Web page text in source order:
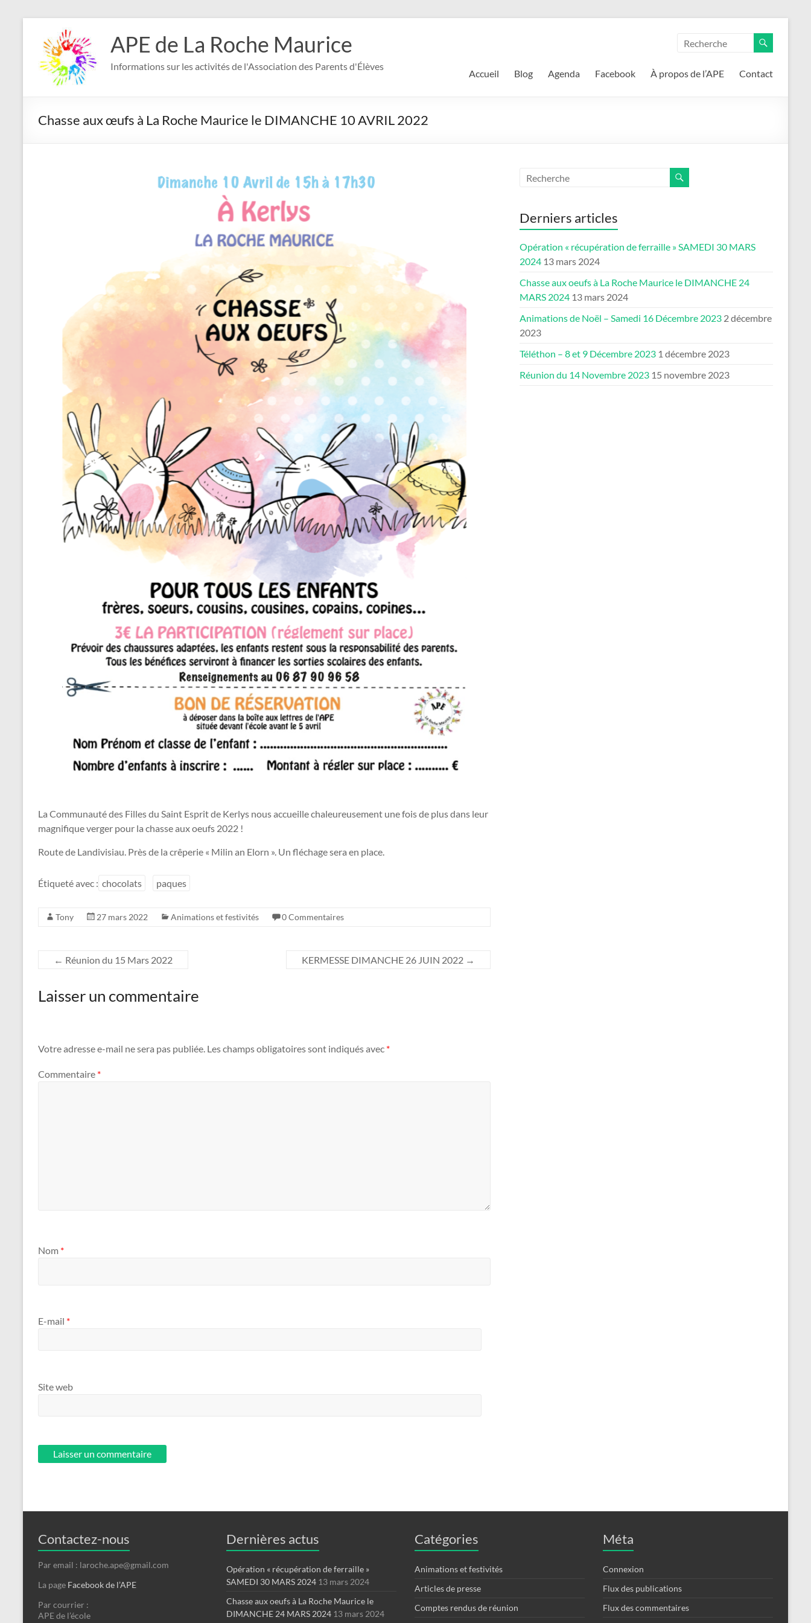
contenu
APE de La Roche Maurice
Informations sur les activités de l'Association des Parents d'Élèves
Accueil Blog Agenda Facebook À propos de l’APE Contact
Chasse aux œufs à La Roche Maurice le DIMANCHE 10 AVRIL 2022
La Communauté des Filles du Saint Esprit de Kerlys nous accueille chaleureusement une fois de plus dans leur
magnifique verger pour la chasse aux oeufs 2022 !
Route de Landivisiau. Près de la crêperie « Milin an Elorn ». Un fléchage sera en place.
Étiqueté avec : chocolats paques
Tony 27 mars 2022 Animations et festivités 0 Commentaires
← Réunion du 15 Mars 2022 KERMESSE DIMANCHE 26 JUIN 2022 →
Laisser un commentaire
Votre adresse e-mail ne sera pas publiée. Les champs obligatoires sont indiqués avec *
Commentaire *
Nom *
E-mail *
Site web
Derniers articles
Opération « récupération de ferraille » SAMEDI 30 MARS
2024 13 mars 2024
Chasse aux oeufs à La Roche Maurice le DIMANCHE 24
MARS 2024 13 mars 2024
Animations de Noël – Samedi 16 Décembre 2023 2 décembre
2023
Téléthon – 8 et 9 Décembre 2023 1 décembre 2023
Réunion du 14 Novembre 2023 15 novembre 2023
Contactez-nous
Par email : laroche.ape@gmail.com
La page Facebook de l’APE
Par courrier :
APE de l’école
Dernières actus
Opération « récupération de ferraille »
SAMEDI 30 MARS 2024 13 mars 2024
Chasse aux oeufs à La Roche Maurice le
DIMANCHE 24 MARS 2024 13 mars 2024
Catégories
Animations et festivités
Articles de presse
Comptes rendus de réunion
Méta
Connexion
Flux des publications
Flux des commentaires